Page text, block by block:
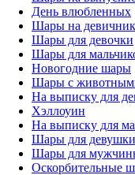
День влюбленных
Шары на девичник
Шары для девочки
Шары для
Новогодние шары
Шары с
На выписку для
Хэллоуин
На выписку для
Шары для девушки
Шары для
Оскорбительные